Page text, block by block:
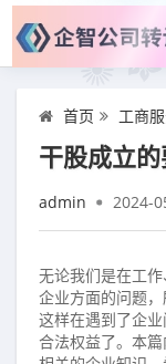
首页 工商
干股成立
admin 2024-
无论我们是在工
企业方面的问题，
这样在遇到了企
合法权益了。本